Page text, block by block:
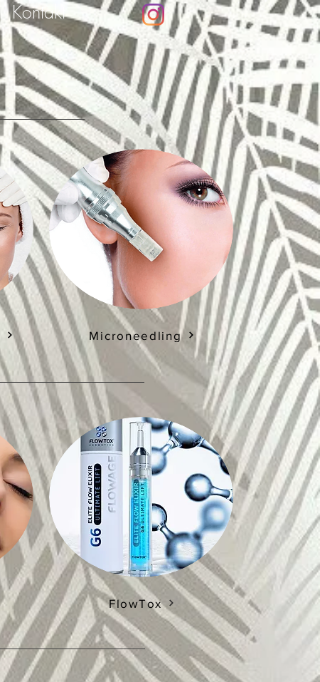
Kontakt
Microneedling
FlowTox